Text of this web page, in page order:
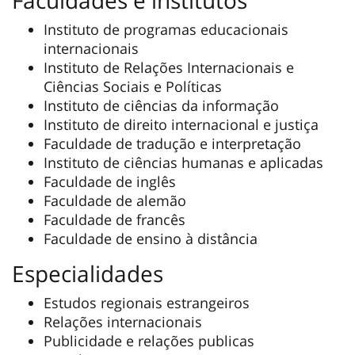
Instituto de programas educacionais
internacionais
Instituto de Relações Internacionais e
Ciências Sociais e Políticas
Instituto de ciências da informação
Instituto de direito internacional e justiça
Faculdade de tradução e interpretação
Instituto de ciências humanas e aplicadas
Faculdade de inglês
Faculdade de alemão
Faculdade de francês
Faculdade de ensino à distância
Especialidades
Estudos regionais estrangeiros
Relações internacionais
Publicidade e relações publicas